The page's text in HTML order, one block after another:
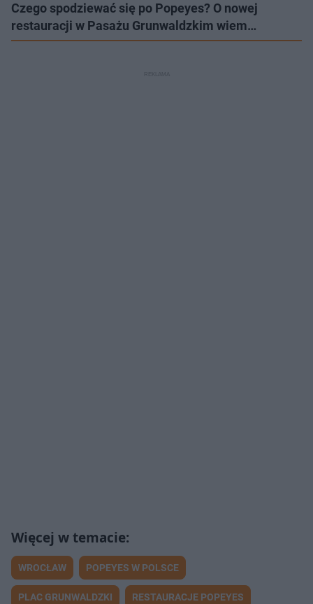
Czego spodziewać się po Popeyes? O nowej
restauracji w Pasażu Grunwaldzkim wiem…
WROCŁAW POPEYES W POLSCE
PLAC GRUNWALDZKI RESTAURACJE POPEYES